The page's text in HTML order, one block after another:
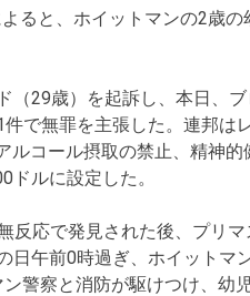
ると、ホイットマンの2歳
29歳）を起訴し、本日、
で無罪を主張した。連邦
コール摂取の禁止、精神
ルに設定した。
応で発見された後、プリ
午前0時過ぎ、ホイットマ
警察と消防が駆けつけ、幼